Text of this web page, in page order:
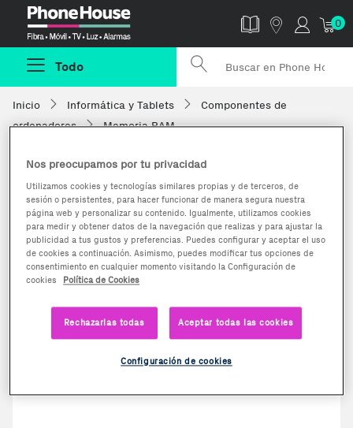
0
Todo
Inicio Informática y Tablets
Componentes de
ordenadores
Memoria RAM
Nos preocupamos por tu privacidad
Utilizamos cookies y tecnologías similares propias y de terceros, de
sesión o persistentes, para hacer funcionar de manera segura nuestra
página web y personalizar su contenido. Igualmente, utilizamos cookies
para medir y obtener datos de la navegación que realizas y para ajustar la
publicidad a tus gustos y preferencias. Puedes configurar y aceptar el uso
de cookies a continuación. Asimismo, puedes modificar tus opciones de
consentimiento en cualquier momento visitando la Configuración de
cookies
Política de Cookies
Rechazarlas todas Aceptar todas las cookies
Configuración de cookies